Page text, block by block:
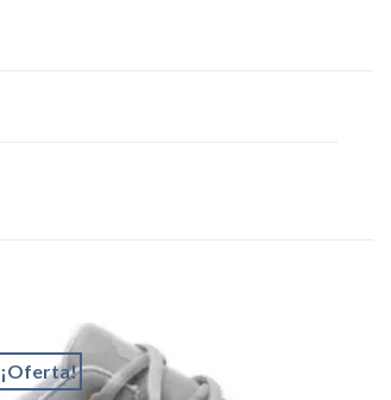
¡Oferta!